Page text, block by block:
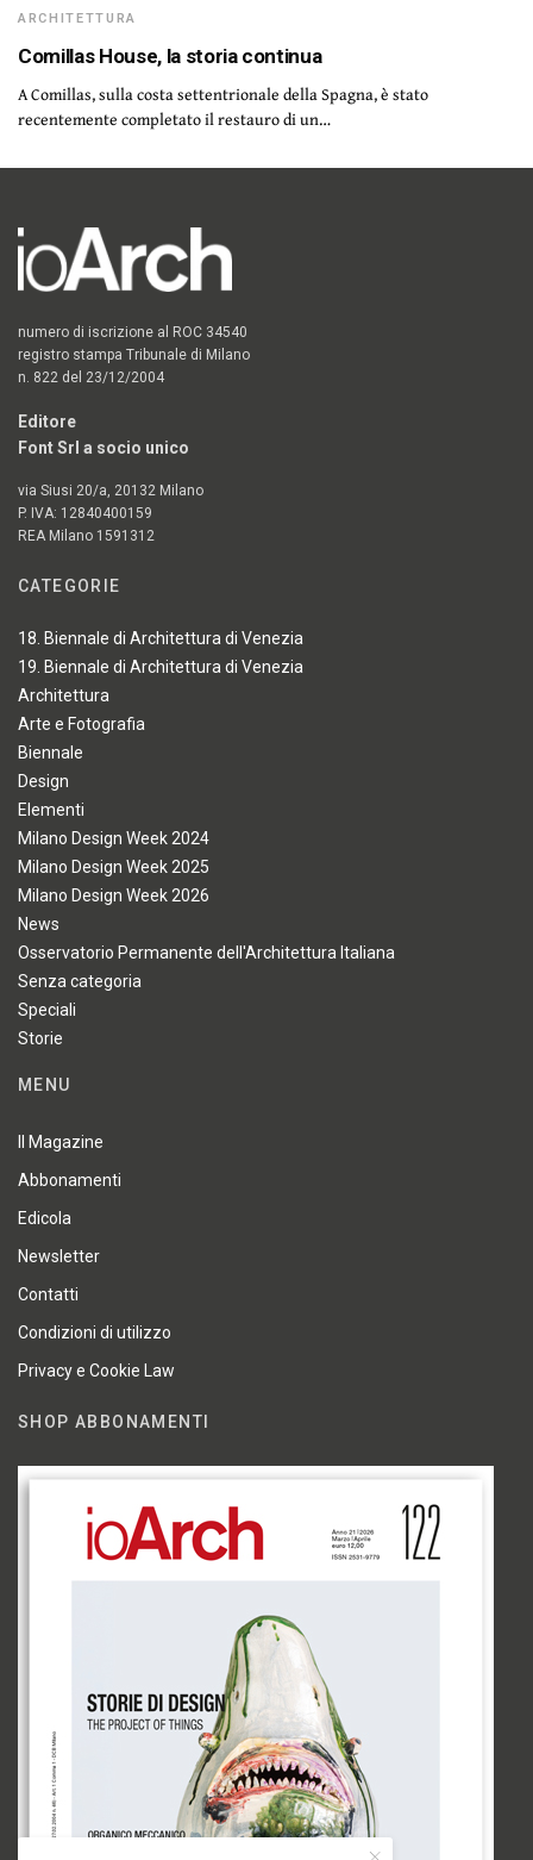
ARCHITETTURA
Comillas House, la storia continua
A Comillas, sulla costa settentrionale della Spagna, è stato
recentemente completato il restauro di un…
numero di iscrizione al ROC 34540
registro stampa Tribunale di Milano
n. 822 del 23/12/2004
Editore
Font Srl a socio unico
via Siusi 20/a, 20132 Milano
P. IVA: 12840400159
REA Milano 1591312
CATEGORIE
18. Biennale di Architettura di Venezia
19. Biennale di Architettura di Venezia
Architettura
Arte e Fotografia
Biennale
Design
Elementi
Milano Design Week 2024
Milano Design Week 2025
Milano Design Week 2026
News
Osservatorio Permanente dell'Architettura Italiana
Senza categoria
Speciali
Storie
MENU
Il Magazine
Abbonamenti
Edicola
Newsletter
Contatti
Condizioni di utilizzo
Privacy e Cookie Law
SHOP ABBONAMENTI